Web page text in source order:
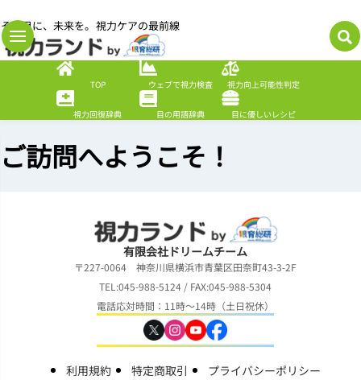
その目に、未来を。視力ケアの最前線
TOP ウェブで視力検査 視力向上可能性判定
視力回復辞典 目の用語辞典 目に優しいレシピ
ご訪問へようこそ！
有限会社ドリームチーム
〒227-0064 神奈川県横浜市青葉区田奈町43-3-2F
TEL:045-988-5124 / FAX:045-988-5304
電話応対時間：11時～14時（土日祝休）
利用規約 特定商取引
プライバシーポリシー